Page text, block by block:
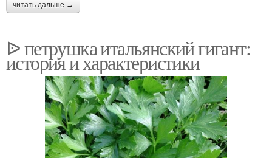
читать дальше →
ᐉ петрушка итальянский гигант:
история и характеристики